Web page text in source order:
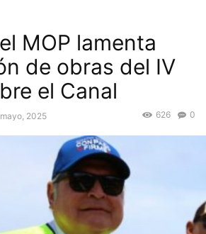
MOP lamenta
de obras del IV
el Canal
2025 0
626